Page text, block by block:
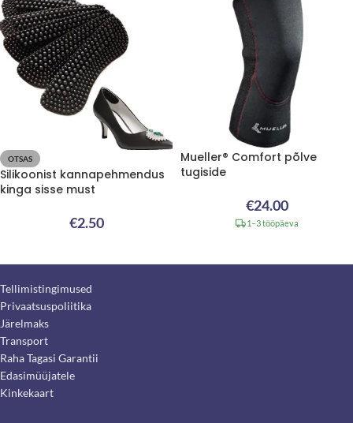
OTSAS
Silikoonist kannapehmendus
kinga sisse must
€2.50
Mueller® Comfort põlve
tugiside
€24.00
1–3 tööpäeva
Tellimistingimused
Privaatsuspoliitika
Järelmaks
Transport
Raha Tagasi Garantii
Edasimüüjatele
Kinkekaart